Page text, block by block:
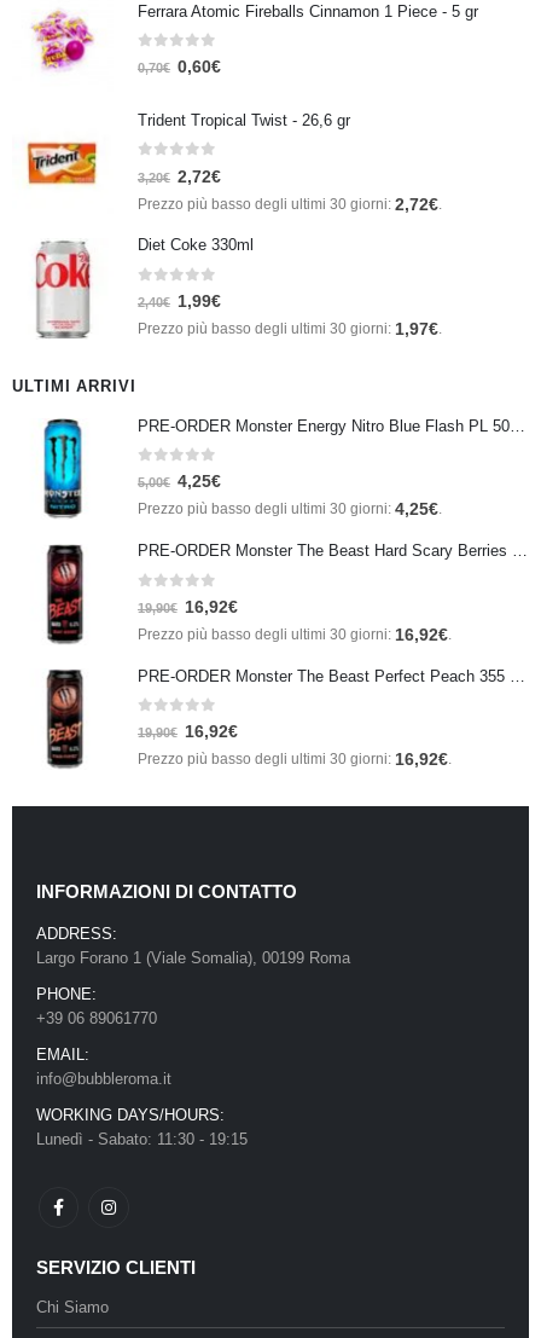
Ferrara Atomic Fireballs Cinnamon 1 Piece - 5 gr
Su 5
0,70€ 0,60€
Trident Tropical Twist - 26,6 gr
Su 5
3,20€ 2,72€
Prezzo più basso degli ultimi 30 giorni: 2,72€
Diet Coke 330ml
Su 5
2,40€ 1,99€
Prezzo più basso degli ultimi 30 giorni: 1,97€.
ULTIMI ARRIVI
Su 5
5,00€ 4,25€
Prezzo più basso degli ultimi 30 giorni: 4,25€.
PRE-ORDER Monster The Beast Hard Scary Berries 355 ml IN ARRIVO ENTRO IL 21 SETTEMBRE
Su 5
19,90€ 16,92€
Prezzo più basso degli ultimi 30 giorni: 16,92€.
Su 5
19,90€ 16,92€
Prezzo più basso degli ultimi 30 giorni: 16,92€.
INFORMAZIONI DI CONTATTO
ADDRESS:
Largo Forano 1 (Viale Somalia), 00199 Roma
PHONE:
+39 06 89061770
EMAIL:
info@bubbleroma.it
WORKING DAYS/HOURS:
Lunedì - Sabato: 11:30 - 19:15
SERVIZIO CLIENTI
Chi Siamo